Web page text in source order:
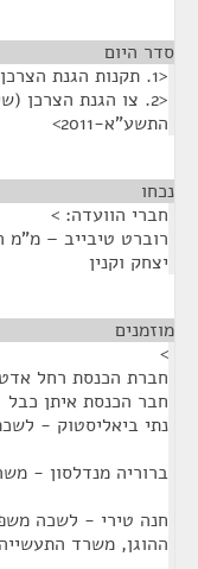
סדר היום
<1. תקנות הגנת הצרכן (מתן שירות טלפוני), התשע"א-2011>
<2. צו הגנת הצרכן
התשע"א-2011>
נכחו
חברי הוועדה: >
רוברט טיבייב – מ"מ
יצחק וקנין
מוזמנים
>
חברת הכנסת רחל
חבר הכנסת איתן כבל
נתי ביאליסטוק -
ברוריה מנדלסון -
חנה טירי - לשכה
ההוגן, משרד